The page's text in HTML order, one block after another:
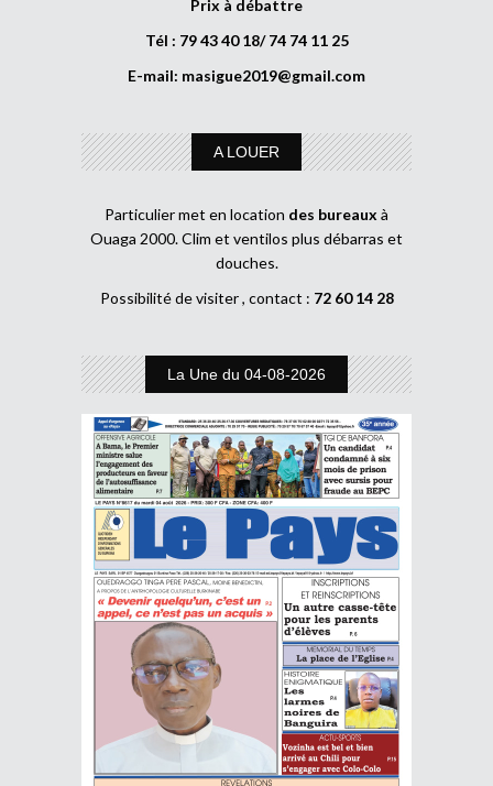
Prix à débattre
Tél : 79 43 40 18/ 74 74 11 25
E-mail: masigue2019@gmail.com
A LOUER
Particulier met en location des bureaux à
Ouaga 2000. Clim et ventilos plus débarras et
douches.
Possibilité de visiter , contact : 72 60 14 28
La Une du 04-08-2026